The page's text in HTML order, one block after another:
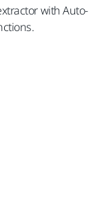
with Auto-